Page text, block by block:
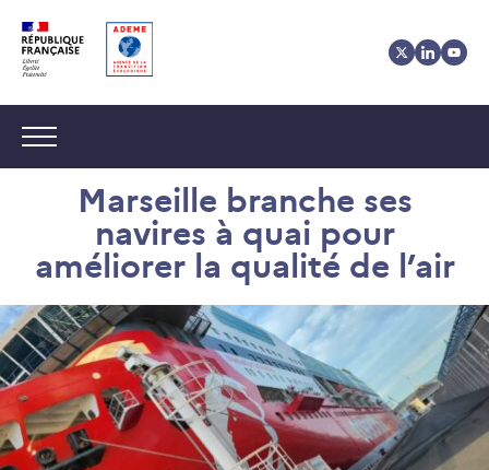
au
contenu
au
menu
des
cookies
Navigation :
Marseille branche ses
navires à quai pour
améliorer la qualité de l’air